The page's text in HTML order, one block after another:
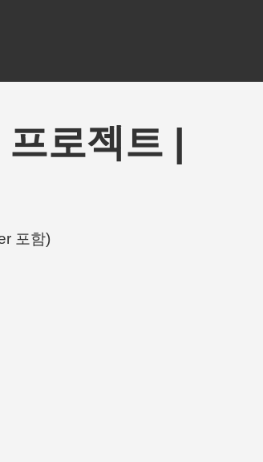
로젝트 |
포함)